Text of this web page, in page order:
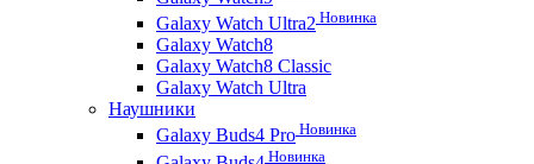
Galaxy Watch Ultra2 Новинка
Galaxy Watch8
Galaxy Watch8 Classic
Galaxy Watch Ultra
Наушники
Galaxy Buds4 Pro Новинка
Новинка